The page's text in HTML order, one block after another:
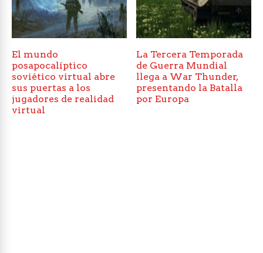
El mundo
posapocalíptico
soviético virtual abre
sus puertas a los
jugadores de realidad
virtual
La Tercera Temporada
de Guerra Mundial
llega a War Thunder,
presentando la Batalla
por Europa